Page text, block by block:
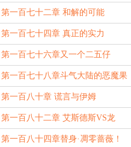
第一百七十二章 和解的可能
第一百七十四章 真正的实力
第一百七十六章又一个二五仔
第一百七十八章斗气大陆的恶魔果
实能力者——萧炎！
第一百八十章 谎言与伊姆
第一百八十二章 艾斯德斯VS龙
卷！
第一百八十四章替身·凋零蔷薇！